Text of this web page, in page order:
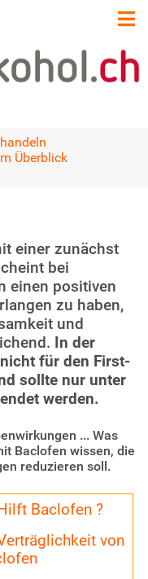
Überblick
einer zunächst
bei
einen positiven
zu haben,
und
In der
für den First-
sollte nur unter
werden.
... Was
Baclofen wissen, die
reduzieren soll.
Baclofen ?
von